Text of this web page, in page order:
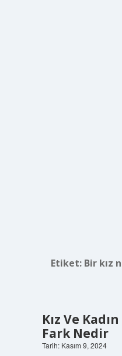
Etiket: Bir kız
Kız Ve
Fark Nedir
Tarih: Kasım 9, 2024